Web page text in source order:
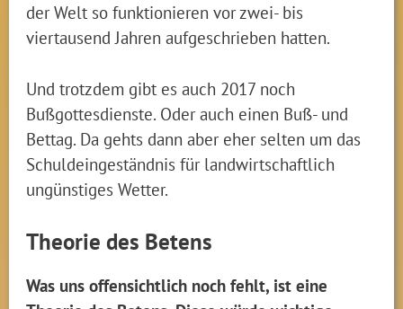
der Welt so funktionieren vor zwei- bis
viertausend Jahren aufgeschrieben hatten.
Und trotzdem gibt es auch 2017 noch
Bußgottesdienste. Oder auch einen Buß- und
Bettag. Da gehts dann aber eher selten um das
Schuldeingeständnis für landwirtschaftlich
ungünstiges Wetter.
Theorie des Betens
Was uns offensichtlich noch fehlt, ist eine